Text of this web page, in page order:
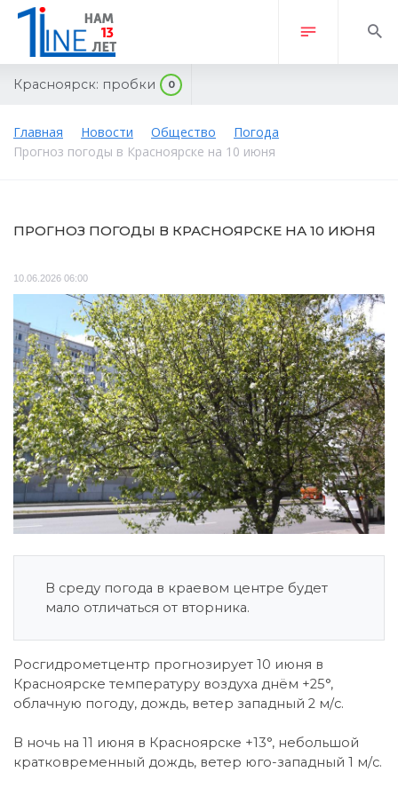
Красноярск: пробки 0
Главная Новости Общество
Погода
Прогноз погоды в Красноярске на 10 июня
ПРОГНОЗ ПОГОДЫ В КРАСНОЯРСКЕ НА 10 ИЮНЯ
10.06.2026 06:00
В среду погода в краевом центре будет
мало отличаться от вторника.
Росгидрометцентр прогнозирует 10 июня в
Красноярске температуру воздуха днём +25°,
облачную погоду, дождь, ветер западный 2 м/с.
В ночь на 11 июня в Красноярске +13°, небольшой
кратковременный дождь, ветер юго-западный 1 м/с.